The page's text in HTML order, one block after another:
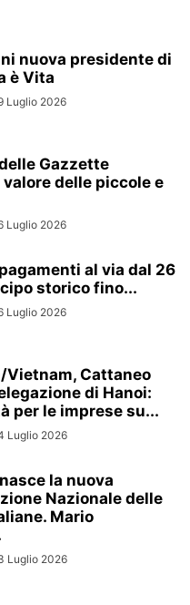
nuova presidente di
è Vita
Luglio 2026
Gazzette
delle piccole e
Luglio 2026
al via dal 26
storico fino...
Luglio 2026
Vietnam, Cattaneo
di Hanoi:
per le imprese su...
Luglio 2026
la nuova
Nazionale delle
Mario
Luglio 2026